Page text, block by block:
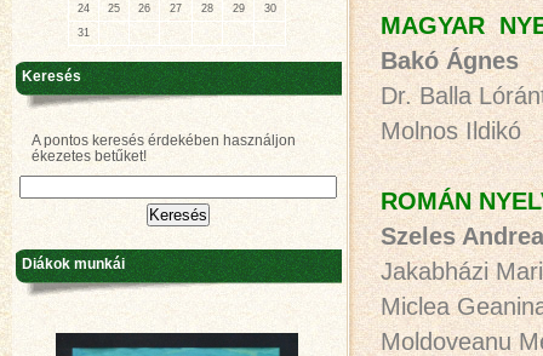
MAGYAR
Bakó Ágnes
Dr. Balla
Molnos Ildikó
ROMÁN
Szeles Andrea
Jakabházi
Miclea
Moldoveanu
24
25 26 27 28 29
30
31
Keresés
A pontos keresés érdekében használjon
ékezetes betűket!
Diákok munkái